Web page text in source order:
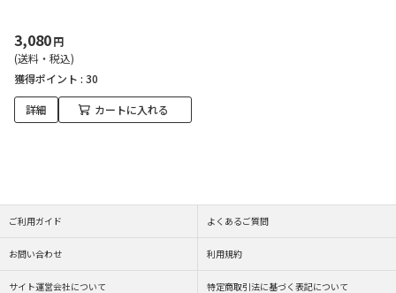
3,080円
(送料・税込)
獲得ポイント : 30
詳細 カートに入れる
ご利用ガイド よくあるご質問
お問い合わせ 利用規約
サイト運営会社について 特定商取引法に基づく表記について